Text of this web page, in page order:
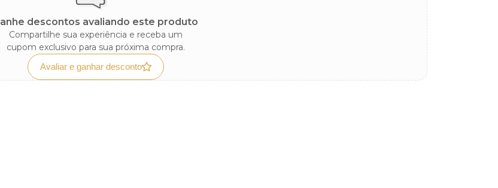
descontos avaliando este produto
Compartilhe sua experiência e receba um
cupom exclusivo para sua próxima compra.
Avaliar e ganhar desconto